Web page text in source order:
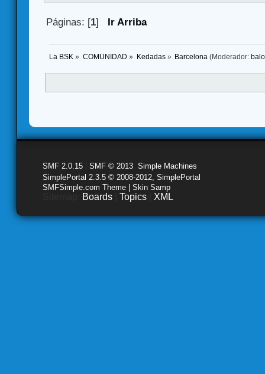
Páginas: [1] Ir Arriba
La BSK » COMUNIDAD » Kedadas» Barcelona (Moderador:
SMF 2.0.15 SMF © 2013 Simple Machines
SimplePortal 2.3.5 © 2008-2012, SimplePortal
SMFSimple.com Theme | Skin Samp
Boards Topics XML